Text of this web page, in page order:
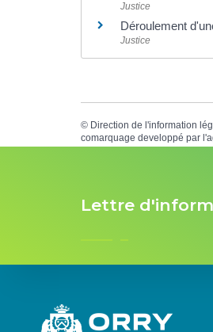
Justice
Déroulement
Justice
© Direction de l'information
comarquage developpé par l'
Lettre